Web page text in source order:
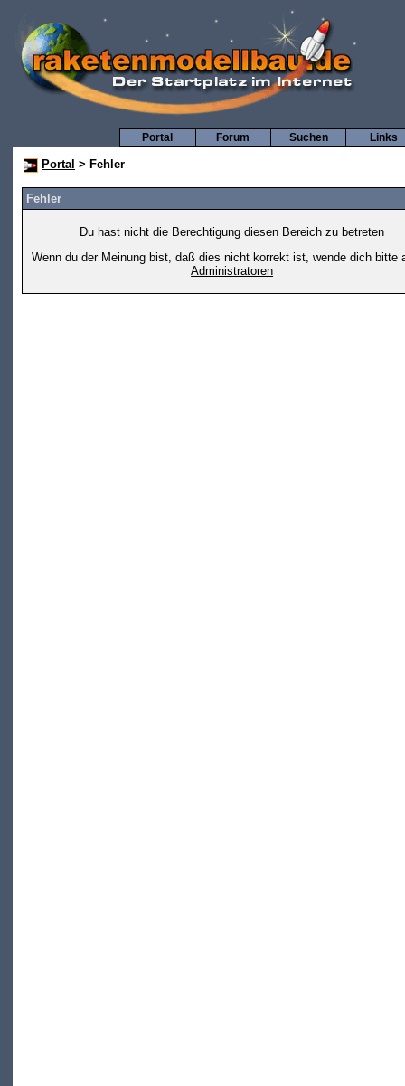
Links
Suchen
Forum
Portal
Portal > Fehler
Fehler
Du hast nicht die Berechtigung diesen Bereich zu betreten
Wenn du der Meinung bist, daß dies nicht korrekt ist, wende dich bitte
Administratoren